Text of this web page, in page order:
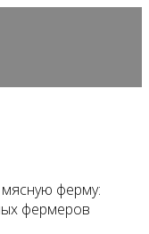
ферму:
фермеров